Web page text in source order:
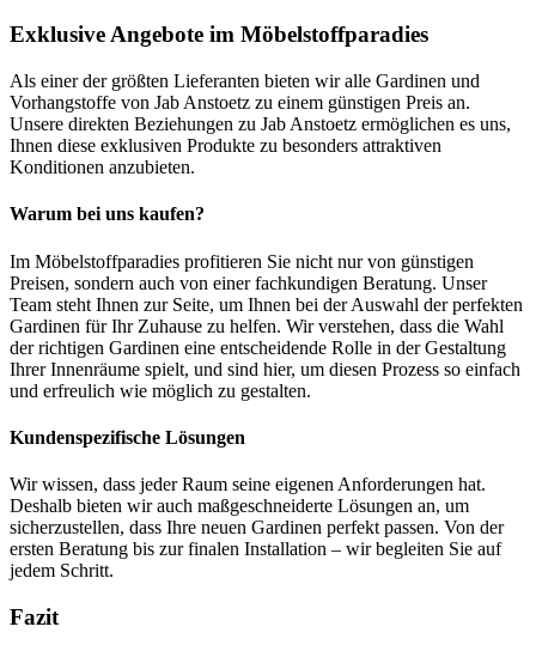
Exklusive Angebote im Möbelstoffparadies
Als einer der größten Lieferanten bieten wir alle Gardinen und
Vorhangstoffe von Jab Anstoetz zu einem günstigen Preis an.
Unsere direkten Beziehungen zu Jab Anstoetz ermöglichen es uns,
Ihnen diese exklusiven Produkte zu besonders attraktiven
Konditionen anzubieten.
Warum bei uns kaufen?
Im Möbelstoffparadies profitieren Sie nicht nur von günstigen
Preisen, sondern auch von einer fachkundigen Beratung. Unser
Team steht Ihnen zur Seite, um Ihnen bei der Auswahl der perfekten
Gardinen für Ihr Zuhause zu helfen. Wir verstehen, dass die Wahl
der richtigen Gardinen eine entscheidende Rolle in der Gestaltung
Ihrer Innenräume spielt, und sind hier, um diesen Prozess so einfach
und erfreulich wie möglich zu gestalten.
Kundenspezifische Lösungen
Wir wissen, dass jeder Raum seine eigenen Anforderungen hat.
Deshalb bieten wir auch maßgeschneiderte Lösungen an, um
sicherzustellen, dass Ihre neuen Gardinen perfekt passen. Von der
ersten Beratung bis zur finalen Installation – wir begleiten Sie auf
jedem Schritt.
Fazit